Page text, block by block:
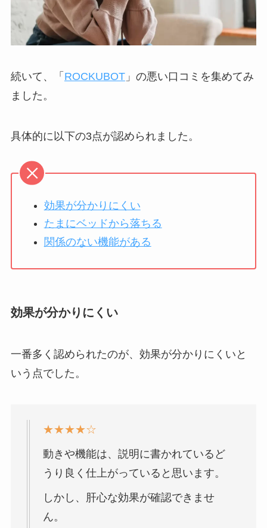
続いて、「 ROCKUBOT」の悪い口コミを集めてみ
ました。
具体的に以下の3点が認められました。
効果が分かりにくい
たまにベッドから落ちる
関係のない機能がある
効果が分かりにくい
一番多く認められたのが、効果が分かりにくいと
いう点でした。
★★★★☆
動きや機能は、説明に書かれているど
うり良く仕上がっていると思います。
しかし、肝心な効果が確認できませ
ん。